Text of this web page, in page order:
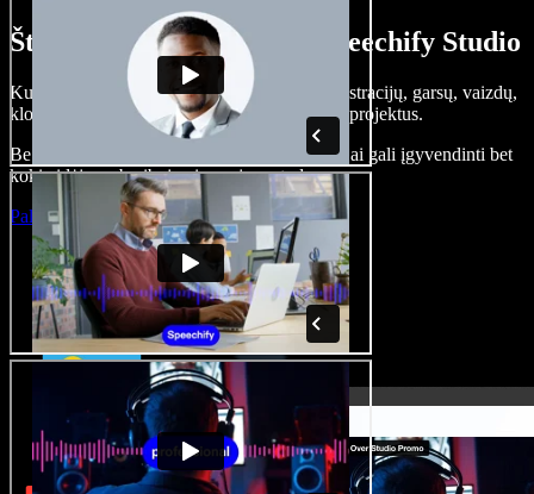
Štai ką galite nuveikti su Speechify Studio
Kurkite įgarsinimus, pridėkite nemokamų iliustracijų, garsų, vaizdų,
klonuokite balsą – kurkite pilnus, įspūdingus projektus.
Be jokių mokymų ir viskas naršyklėje – kūrėjai gali įgyvendinti bet
kokią idėją, neberibojami senųjų metodų.
Paleisti studiją